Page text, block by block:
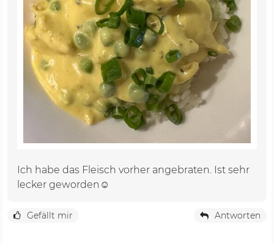
Ich habe das Fleisch vorher angebraten. Ist sehr
lecker geworden☺️
Gefällt mir Antworten